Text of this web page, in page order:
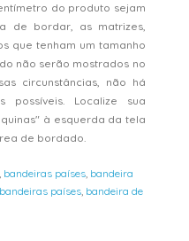
do produto sejam
de bordar, as matrizes,
que tenham um tamanho
não serão mostrados no
circunstâncias, não há
possíveis. Localize sua
à esquerda da tela
de bordado.
, bandeiras países, bandeira
bandeiras países, bandeira de